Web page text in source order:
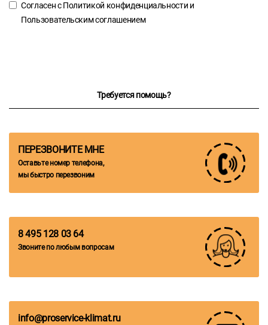
Согласен сПолитикой конфиденциальности и
Пользовательским соглашением
Требуется помощь?
ПЕРЕЗВОНИТЕ МНЕ
Оставьте номер телефона,
мы быстро перезвоним
8 495 128 03 64
Звоните по любым вопросам
info@proservice-klimat.ru